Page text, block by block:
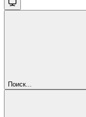
Поиск...